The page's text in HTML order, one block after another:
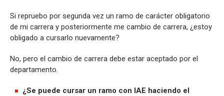
Si repruebo por segunda vez un ramo de carácter obligatorio
de mi carrera y posteriormente me cambio de carrera, ¿estoy
obligado a cursarlo nuevamente?
No, pero el cambio de carrera debe estar aceptado por el
departamento.
¿Se puede cursar un ramo con IAE haciendo el